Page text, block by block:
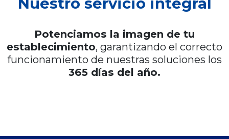
Potenciamos la imagen de tu
establecimiento, garantizando el correcto
funcionamiento de nuestras soluciones los
365 días del año.